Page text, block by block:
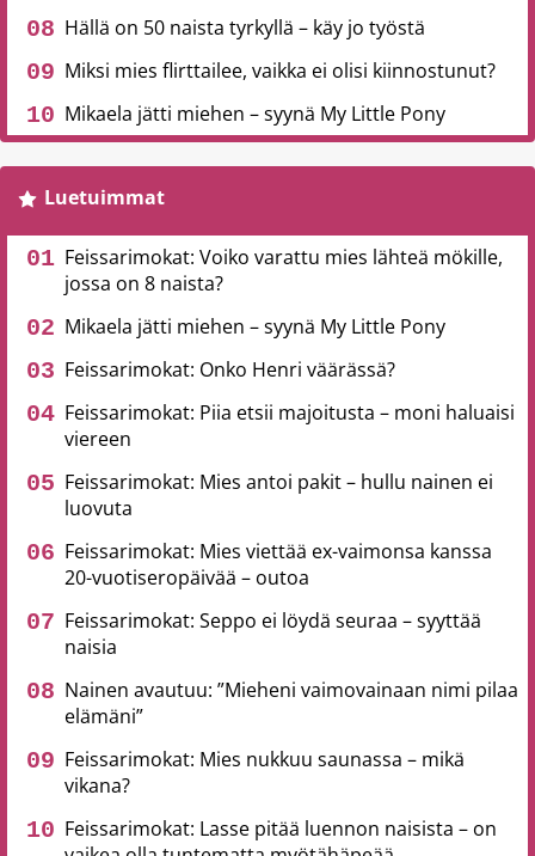
Hällä on 50 naista tyrkyllä – käy jo työstä
Miksi mies flirttailee, vaikka ei olisi kiinnostunut?
Mikaela jätti miehen – syynä My Little Pony
Luetuimmat
Feissarimokat: Voiko varattu mies lähteä mökille,
jossa on 8 naista?
Mikaela jätti miehen – syynä My Little Pony
Feissarimokat: Onko Henri väärässä?
Feissarimokat: Piia etsii majoitusta – moni haluaisi
viereen
Feissarimokat: Mies antoi pakit – hullu nainen ei
luovuta
Feissarimokat: Mies viettää ex-vaimonsa kanssa
20-vuotiseropäivää – outoa
Feissarimokat: Seppo ei löydä seuraa – syyttää
naisia
Nainen avautuu: ”Mieheni vaimovainaan nimi pilaa
elämäni”
Feissarimokat: Mies nukkuu saunassa – mikä
vikana?
Feissarimokat: Lasse pitää luennon naisista – on